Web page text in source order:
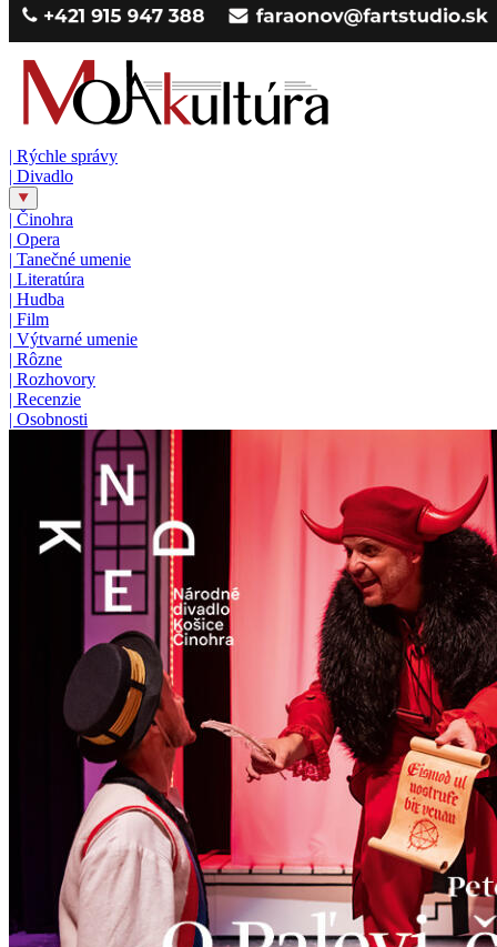
| Rýchle správy
| Divadlo
| Činohra
| Opera
| Tanečné umenie
| Literatúra
| Hudba
| Film
| Výtvarné umenie
| Rôzne
| Rozhovory
| Recenzie
| Osobnosti